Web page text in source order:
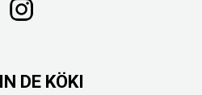
DE KÖKI